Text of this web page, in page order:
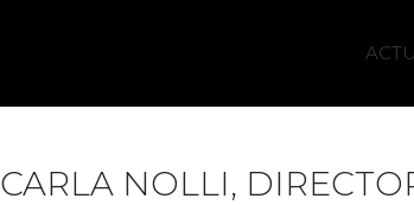
CARLA NOLLI,